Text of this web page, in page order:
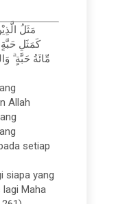
مَثَلُ
كَمَثَلِ
مِّائَةُ حَبَّةٍ
Allah
setiap
siapa yang
lagi Maha